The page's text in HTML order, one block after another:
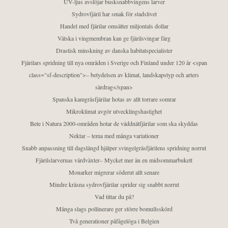
Sydrovfjäril har smak för stadslivet
Handel med fjärilar omsätter miljontals dollar
Vätska i vingmembran kan ge fjärilsvingar färg
Drastisk minskning av danska habitatspecialister
Fjärilars spridning till nya områden i Sverige och Finland under 120 år <span
class="sf-description">– betydelsen av klimat, landskapstyp och arters
särdrag</span>
Spanska kamgräsfjärilar hotas av allt torrare somrar
Mikroklimat avgör utvecklingshastighet
Bete i Natura 2000-områden hotar de väddnätfjärilar som ska skyddas
Nektar – tema med många variationer
Snabb anpassning till dagslängd hjälper svingelgräsfjärilens spridning norrut
Fjärilslarvernas värdväxter– Mycket mer än en midsommarbukett
Monarker migrerar söderut allt senare
Mindre kräsna sydrovfjärilar sprider sig snabbt norrut
Vad tittar du på?
Många slags pollinerare ger större bomullsskörd
Två generationer påfågelöga i Belgien